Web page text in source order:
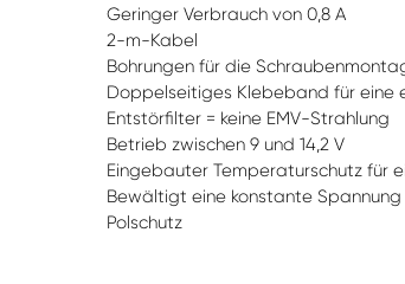
Geringer Verbrauch von 0,8 A
2-m-Kabel
Bohrungen für die
Doppelseitiges Klebeband für eine
Entstörfilter = keine EMV-Strahlung
Betrieb zwischen 9 und 14,2 V
Eingebauter Temperaturschutz für
Bewältigt eine konstante Spannung
Polschutz